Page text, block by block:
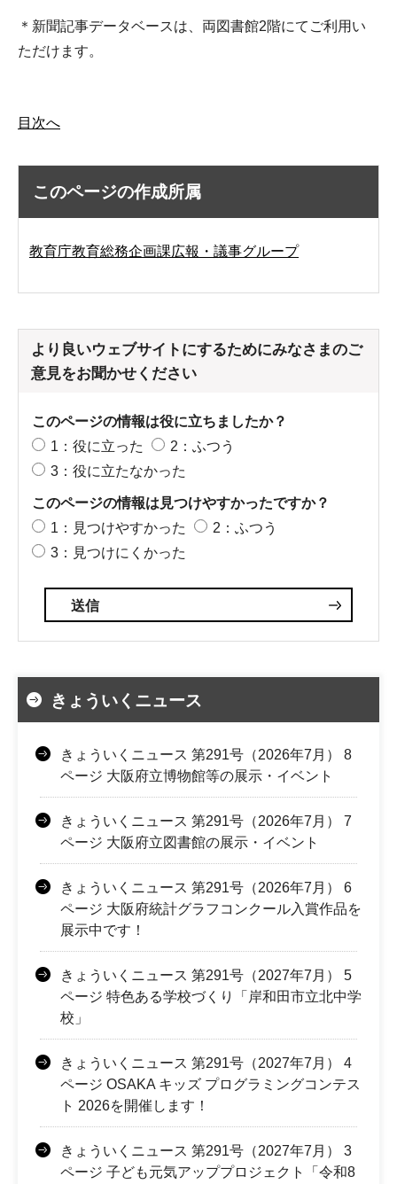
＊新聞記事データベースは、両図書館2階にてご利用い
ただけます。
目次へ
このページの作成所属
教育庁教育総務企画課広報・議事グループ
より良いウェブサイトにするためにみなさまのご
意見をお聞かせください
このページの情報は役に立ちましたか？
1：役に立った
2：ふつう
3：役に立たなかった
このページの情報は見つけやすかったですか？
1：見つけやすかった
2：ふつう
3：見つけにくかった
きょういくニュース
きょういくニュース 第291号（2026年7月） 8
ページ 大阪府立博物館等の展示・イベント
きょういくニュース 第291号（2026年7月） 7
ページ 大阪府立図書館の展示・イベント
きょういくニュース 第291号（2026年7月） 6
ページ 大阪府統計グラフコンクール入賞作品を
展示中です！
きょういくニュース 第291号（2027年7月） 5
ページ 特色ある学校づくり「岸和田市立北中学
校」
きょういくニュース 第291号（2027年7月） 4
ページ OSAKA キッズ プログラミングコンテス
ト 2026を開催します！
きょういくニュース 第291号（2027年7月） 3
ページ 子ども元気アッププロジェクト「令和8